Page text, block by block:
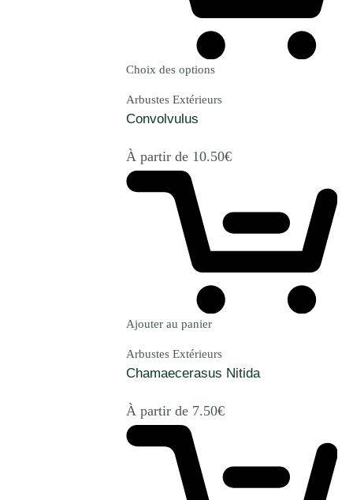
Choix des options
Arbustes Extérieurs
Convolvulus
À partir de 10.50€
Ajouter au panier
Arbustes Extérieurs
Chamaecerasus Nitida
À partir de 7.50€